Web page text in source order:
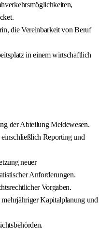
die Vereinbarkeit von Beruf
in einem wirtschaftlich
der Abteilung Meldewesen.
Reporting und
neuer
Anforderungen.
Vorgaben.
Kapitalplanung und